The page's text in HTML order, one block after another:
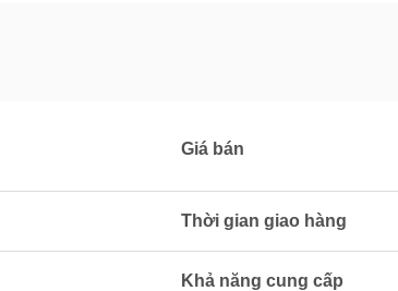
Giá bán
Thời gian giao hàng
Khả năng cung cấp